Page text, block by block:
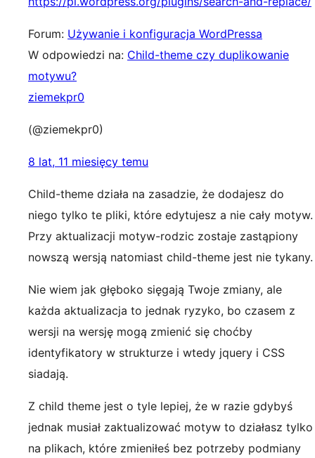
Forum: Używanie i konfiguracja WordPressa
W odpowiedzi na: Child-theme czy duplikowanie
motywu?
ziemekpr0
(@ziemekpr0)
8 lat, 11 miesięcy temu
Child-theme działa na zasadzie, że dodajesz do
niego tylko te pliki, które edytujesz a nie cały motyw.
Przy aktualizacji motyw-rodzic zostaje zastąpiony
nowszą wersją natomiast child-theme jest nie tykany.
Nie wiem jak głęboko sięgają Twoje zmiany, ale
każda aktualizacja to jednak ryzyko, bo czasem z
wersji na wersję mogą zmienić się choćby
identyfikatory w strukturze i wtedy jquery i CSS
siadają.
Z child theme jest o tyle lepiej, że w razie gdybyś
jednak musiał zaktualizować motyw to działasz tylko
na plikach, które zmieniłeś bez potrzeby podmiany